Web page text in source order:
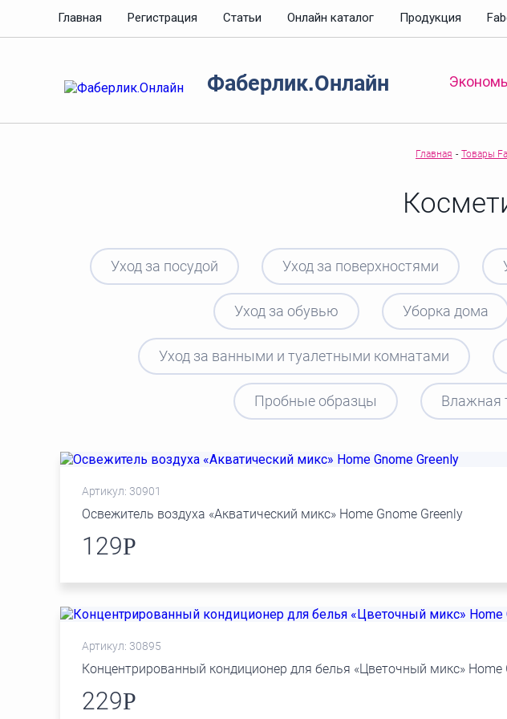
Главная Регистрация Статьи Онлайн каталог Продукция
Фаберлик.Онлайн Экономь
Главная - Товары
Уход за посудой Уход за поверхностями
Уход за обувью Уборка дома
Уход за ванными и туалетными комнатами
Пробные образцы Влажная
Артикул: 30901
Освежитель воздуха «Акватический микс» Home Gnome Greenly
129Р
Артикул: 30895
Концентрированный кондиционер для белья «Цветочный микс» Home
229Р